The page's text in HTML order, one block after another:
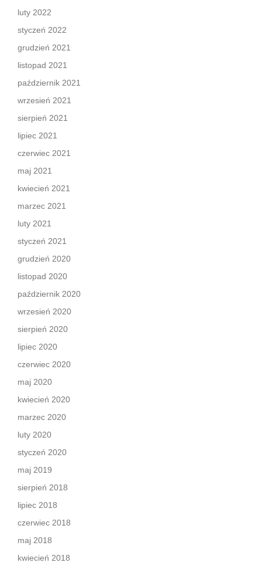
luty 2022
styczeń 2022
grudzień 2021
listopad 2021
październik 2021
wrzesień 2021
sierpień 2021
lipiec 2021
czerwiec 2021
maj 2021
kwiecień 2021
marzec 2021
luty 2021
styczeń 2021
grudzień 2020
listopad 2020
październik 2020
wrzesień 2020
sierpień 2020
lipiec 2020
czerwiec 2020
maj 2020
kwiecień 2020
marzec 2020
luty 2020
styczeń 2020
maj 2019
sierpień 2018
lipiec 2018
czerwiec 2018
maj 2018
kwiecień 2018